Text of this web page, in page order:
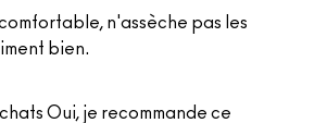
n'assèche pas les
bien.
Oui, je recommande ce